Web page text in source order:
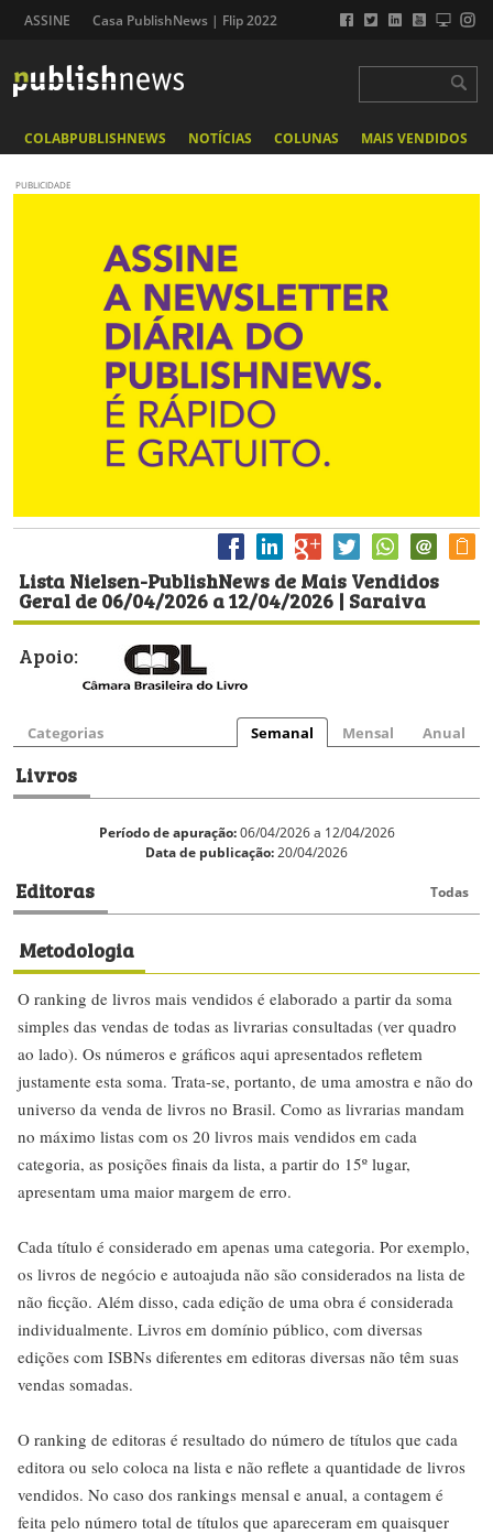
ASSINE Casa PublishNews | Flip 2022
COLABPUBLISHNEWS NOTÍCIAS COLUNAS MAIS VENDIDOS
PUBLICIDADE
Lista Nielsen-PublishNews de Mais Vendidos
Geral de 06/04/2026 a 12/04/2026 | Saraiva
Apoio:
Categorias Semanal Mensal Anual
Livros
Período de apuração:06/04/2026 a 12/04/2026
Data de publicação:20/04/2026
Editoras Todas
Metodologia
O ranking de livros mais vendidos é elaborado a partir da soma
simples das vendas de todas as livrarias consultadas (ver quadro
ao lado). Os números e gráficos aqui apresentados refletem
justamente esta soma. Trata-se, portanto, de uma amostra e não do
universo da venda de livros no Brasil. Como as livrarias mandam
no máximo listas com os 20 livros mais vendidos em cada
categoria, as posições finais da lista, a partir do 15º lugar,
apresentam uma maior margem de erro.
Cada título é considerado em apenas uma categoria. Por exemplo,
os livros de negócio e autoajuda não são considerados na lista de
não ficção. Além disso, cada edição de uma obra é considerada
individualmente. Livros em domínio público, com diversas
edições com ISBNs diferentes em editoras diversas não têm suas
vendas somadas.
O ranking de editoras é resultado do número de títulos que cada
editora ou selo coloca na lista e não reflete a quantidade de livros
vendidos. No caso dos rankings mensal e anual, a contagem é
feita pelo número total de títulos que apareceram em quaisquer